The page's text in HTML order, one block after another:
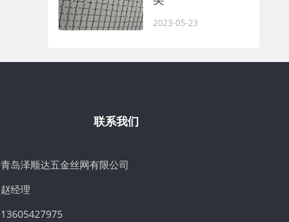
2023-05-23
联系我们
青岛泽顺达五金丝网有限公司
赵经理
13605427975